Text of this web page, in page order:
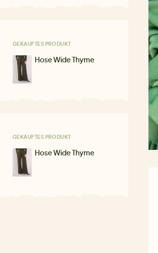
GEKAUFTES PRODUKT
Hose Wide Thyme
GEKAUFTES PRODUKT
Hose Wide Thyme